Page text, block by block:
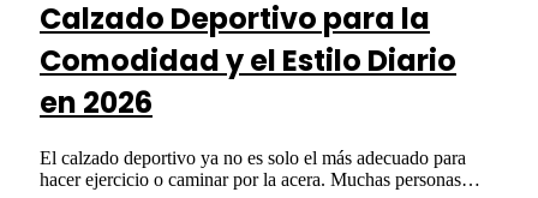
Calzado Deportivo para la
Comodidad y el Estilo Diario
en 2026
El calzado deportivo ya no es solo el más adecuado para
hacer ejercicio o caminar por la acera. Muchas personas…